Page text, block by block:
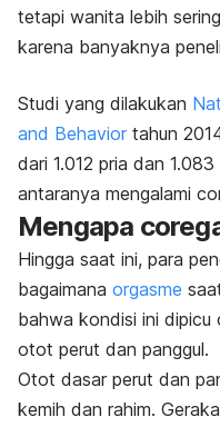
tetapi wanita lebih
karena banyaknya
Studi yang dilakukan
and Behavior tahun
dari 1.012 pria dan
antaranya mengalami
Mengapa
Hingga saat ini, para
bagaimana orgasme
bahwa kondisi ini
otot perut dan panggul.
Otot dasar perut dan
kemih dan rahim.